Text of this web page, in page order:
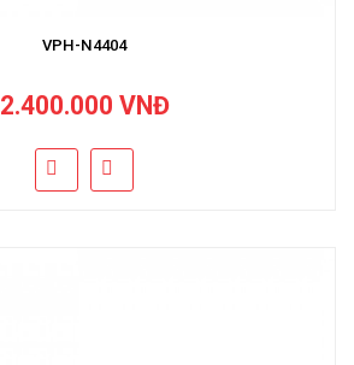
VPH-N4404
2.400.000 VNĐ